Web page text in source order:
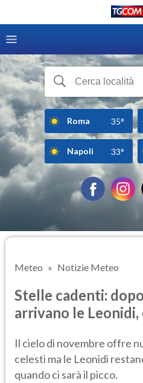
Roma 35°
Napoli 33°
Meteo Notizie Meteo
Stelle cadenti:
arrivano le Leonidi,
Il cielo di novembre offre
celesti ma le Leonidi
quando ci sarà il picco.